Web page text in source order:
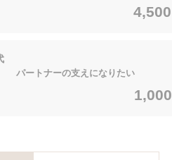
4,500
パートナーの支えになりたい
1,000